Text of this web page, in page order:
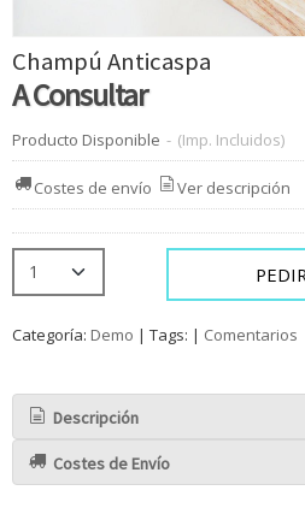
Champú Anticaspa
A Consultar
Producto Disponible - (Imp. Incluidos)
Costes de envío Ver descripción
Categoría: Demo | Tags: | Comentarios
Descripción
Costes de Envío